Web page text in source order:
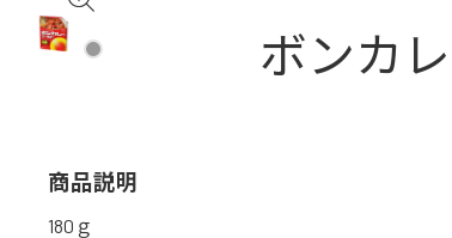
ボンカ
商品説明
180ｇ